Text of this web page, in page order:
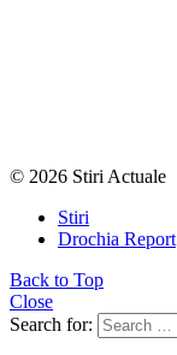
© 2026 Stiri Actuale
Stiri
Drochia Report
Back to Top
Close
Search for: